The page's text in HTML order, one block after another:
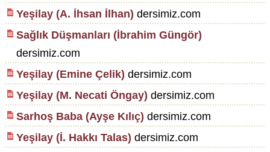
Yeşilay (A. İhsan İlhan) dersimiz.com
Sağlık Düşmanları (İbrahim Güngör)
dersimiz.com
Yeşilay (Emine Çelik) dersimiz.com
Yeşilay (M. Necati Öngay) dersimiz.com
Sarhoş Baba (Ayşe Kılıç) dersimiz.com
Yeşilay (İ. Hakkı Talas) dersimiz.com